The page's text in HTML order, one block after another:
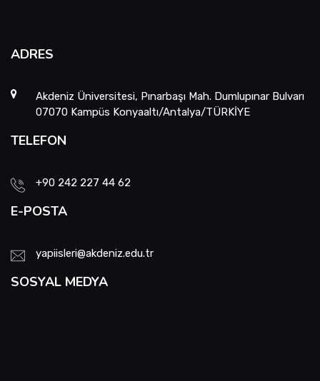
ADRES
Akdeniz Üniversitesi, Pınarbaşı Mah. Dumlupınar Bulvarı
07070 Kampüs Konyaaltı/Antalya/TÜRKİYE
TELEFON
+90 242 227 44 62
E-POSTA
yapiisleri@akdeniz.edu.tr
SOSYAL MEDYA